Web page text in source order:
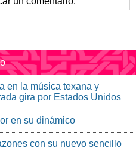
en la música texana y
gira por Estados Unidos
en su dinámico
con su nuevo sencillo